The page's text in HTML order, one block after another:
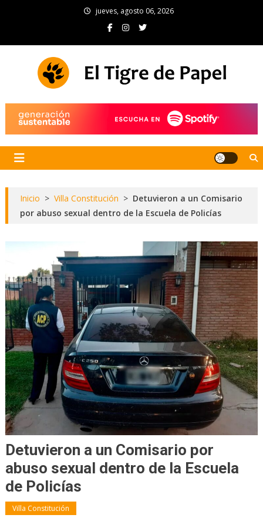
jueves, agosto 06, 2026
Inicio > Villa Constitución > Detuvieron a un Comisario
por abuso sexual dentro de la Escuela de Policías
Detuvieron a un Comisario por
abuso sexual dentro de la Escuela
de Policías
Villa Constitución